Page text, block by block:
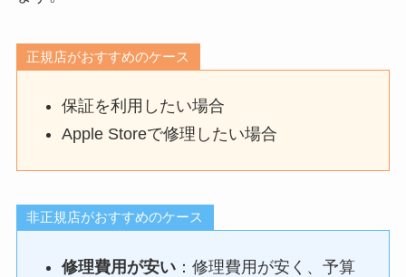
正規店がおすすめのケース
保証を利用したい場合
Apple Storeで修理したい場合
非正規店がおすすめのケース
修理費用が安い ：修理費用が安く、予算